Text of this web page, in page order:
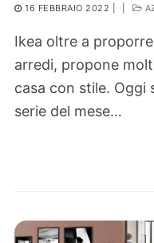
16 FEBBRAIO 2022
Ikea oltre a
arredi, propone
casa con stile.
serie del mese…